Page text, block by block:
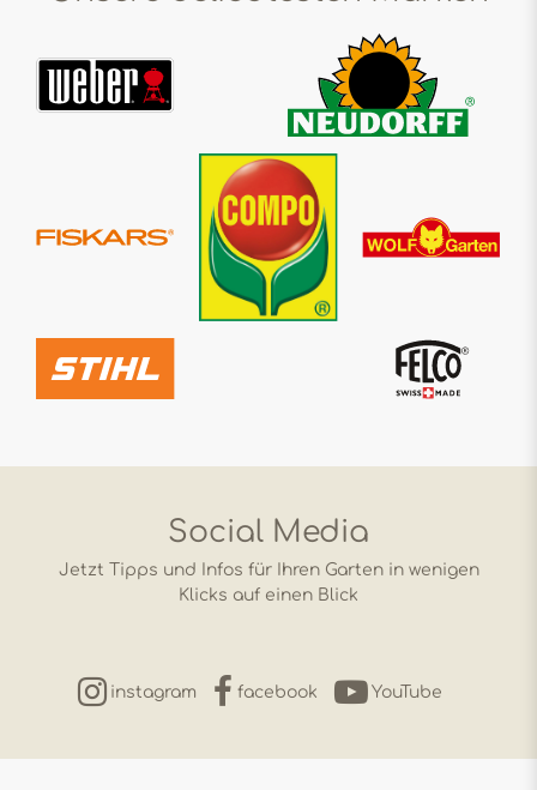
Social Media
Jetzt Tipps und Infos für Ihren Garten in wenigen
Klicks auf einen Blick
instagram facebook YouTube